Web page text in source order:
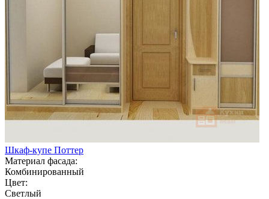
Шкаф-купе Поттер
Материал фасада:
Комбинированный
Цвет:
Светлый